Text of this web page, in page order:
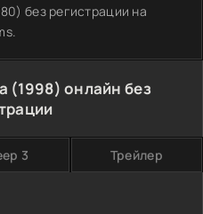
без регистрации на
(1998) онлайн без
3 Трейлер